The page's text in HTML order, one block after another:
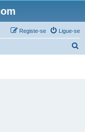
Ligue-se
Registe-se